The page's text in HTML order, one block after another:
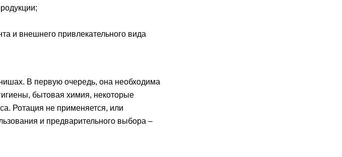
и внешнего привлекательного вида
В первую очередь, она необходима
бытовая химия, некоторые
Ротация не применяется, или
и предварительного выбора –